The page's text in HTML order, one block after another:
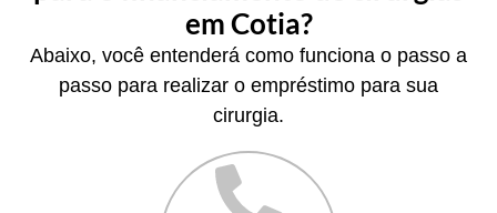
em Cotia?
Abaixo, você entenderá como funciona o passo a
passo para realizar o empréstimo para sua
cirurgia.